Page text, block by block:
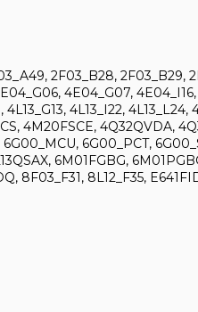
2F03_B28, 2F03_B29,
4E04_G07,
4L13_I22,
4M20FSCE, 4Q32QVDA,
6G00_PCT,
6M01FGBG,
8F03_F31, 8L12_F35,